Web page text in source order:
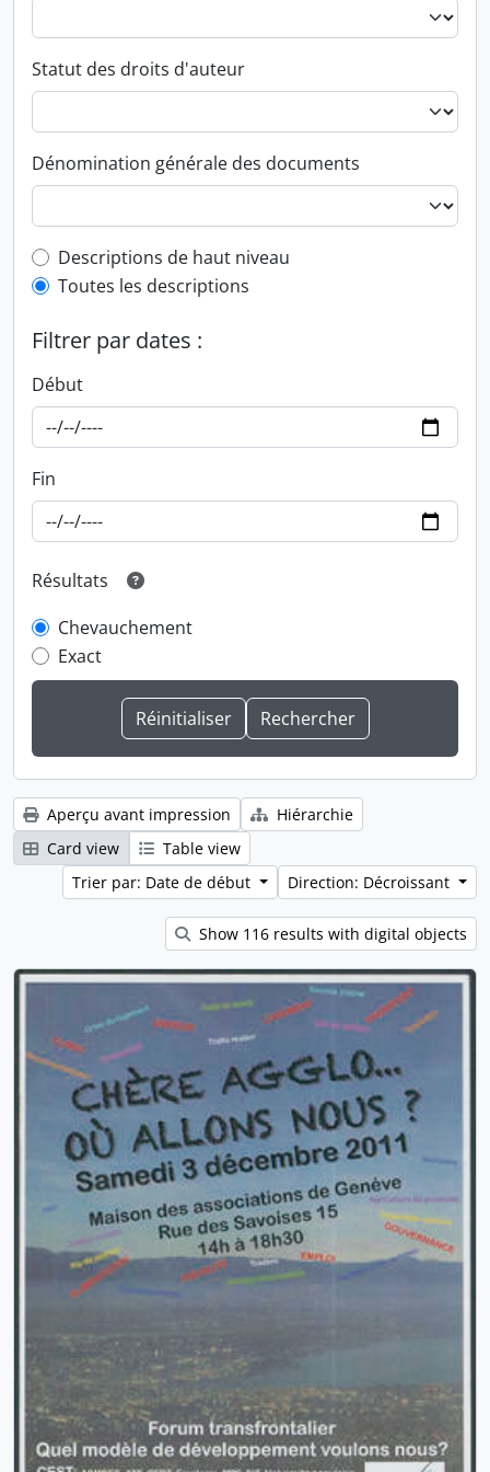
Statut des droits d'auteur
Dénomination générale des documents
Top-level description filter
Descriptions de haut niveau
Toutes les descriptions
Filtrer par dates :
Début
Fin
Résultats
Chevauchement
Exact
Aperçu avant impression
Hiérarchie
Card view
Table view
Trier par: Date de début
Direction: Décroissant
Show 116 results with digital objects